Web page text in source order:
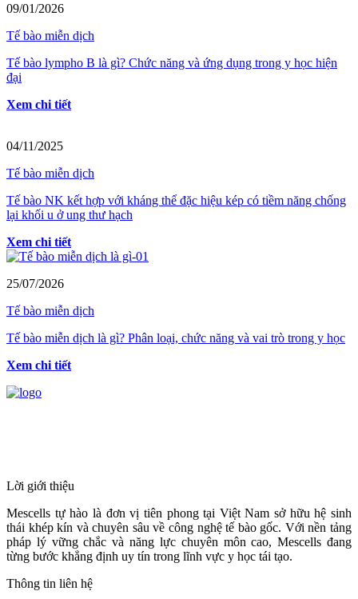
09/01/2026
Tế bào miễn dịch
Tế bào lympho B là gì? Chức năng và ứng dụng trong y học hiện
đại
Xem chi tiết
04/11/2025
Tế bào miễn dịch
Tế bào NK kết hợp với kháng thể đặc hiệu kép có tiềm năng chống
lại khối u ở ung thư hạch
Xem chi tiết
25/07/2026
Tế bào miễn dịch
Tế bào miễn dịch là gì? Phân loại, chức năng và vai trò trong y học
Xem chi tiết
Lời giới thiệu
Mescells tự hào là đơn vị tiên phong tại Việt Nam sở hữu hệ sinh
thái khép kín và chuyên sâu về công nghệ tế bào gốc. Với nền tảng
pháp lý vững chắc và năng lực chuyên môn cao, Mescells đang
từng bước khẳng định uy tín trong lĩnh vực y học tái tạo.
Thông tin liên hệ